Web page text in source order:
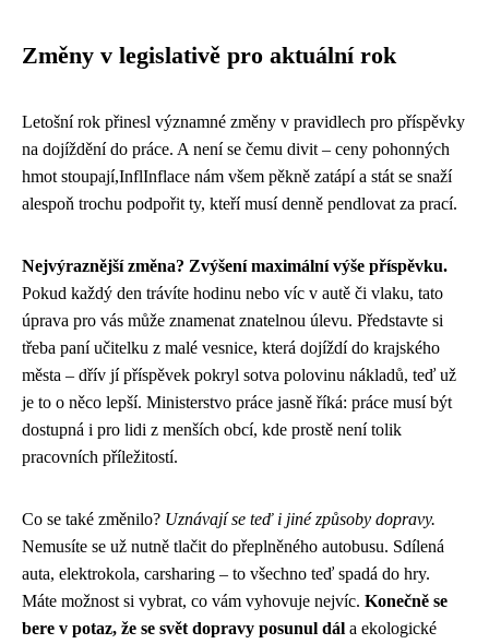
Změny v legislativě pro aktuální rok
Letošní rok přinesl významné změny v pravidlech pro příspěvky
na dojíždění do práce. A není se čemu divit – ceny pohonných
hmot stoupají,InflInflace nám všem pěkně zatápí a stát se snaží
alespoň trochu podpořit ty, kteří musí denně pendlovat za prací.
Nejvýraznější změna? Zvýšení maximální výše příspěvku.
Pokud každý den trávíte hodinu nebo víc v autě či vlaku, tato
úprava pro vás může znamenat znatelnou úlevu. Představte si
třeba paní učitelku z malé vesnice, která dojíždí do krajského
města – dřív jí příspěvek pokryl sotva polovinu nákladů, teď už
je to o něco lepší. Ministerstvo práce jasně říká: práce musí být
dostupná i pro lidi z menších obcí, kde prostě není tolik
pracovních příležitostí.
Co se také změnilo? Uznávají se teď i jiné způsoby dopravy.
Nemusíte se už nutně tlačit do přeplněného autobusu. Sdílená
auta, elektrokola, carsharing – to všechno teď spadá do hry.
Máte možnost si vybrat, co vám vyhovuje nejvíc. Konečně se
bere v potaz, že se svět dopravy posunul dál a ekologické